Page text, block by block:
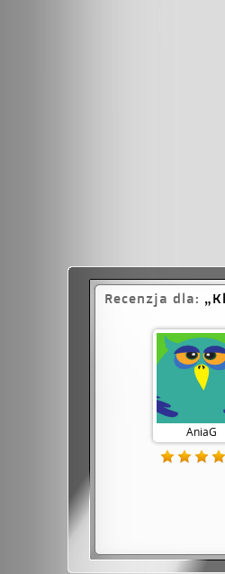
Recenzja dla:
AniaG